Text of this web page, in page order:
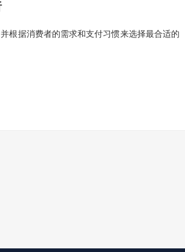
根据消费者的需求和支付习惯来选择最合适的